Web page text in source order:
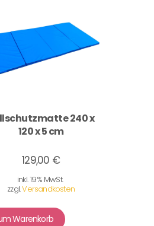
240 x
120 x 5 cm
129,00 €
inkl. 19% MwSt.
zzgl.Versandkosten
Warenkorb